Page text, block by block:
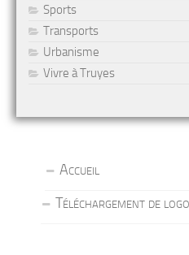
Sports
Transports
Urbanisme
Vivre à Truyes
Accueil
Téléchargement de